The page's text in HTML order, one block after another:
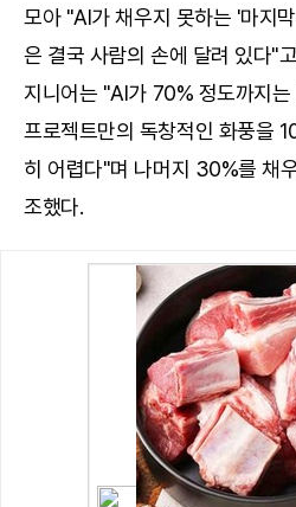
모아 "AI가 채우지 못하는 '마지
은 결국 사람의 손에 달려 있다"
지니어는 "AI가 70% 정도까지
프로젝트만의 독창적인 화풍을
히 어렵다"며 나머지 30%를 채
조했다.